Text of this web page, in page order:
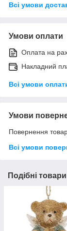
Всі умови
Умови оплати
Оплата на
Накладний
Всі умови
Умови
Повернення
Всі умови
Подібні